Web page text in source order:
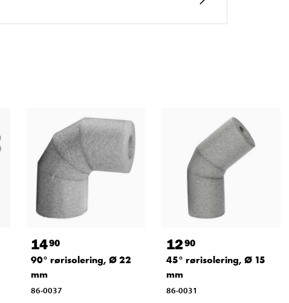
1490
90° rørisolering, Ø 22
mm
86-0037
1290
45° rørisolering, Ø 15
mm
86-0031